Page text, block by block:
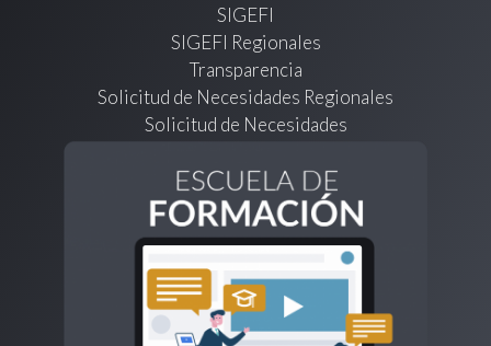
SIGEFI
SIGEFI Regionales
Transparencia
Solicitud de Necesidades Regionales
Solicitud de Necesidades